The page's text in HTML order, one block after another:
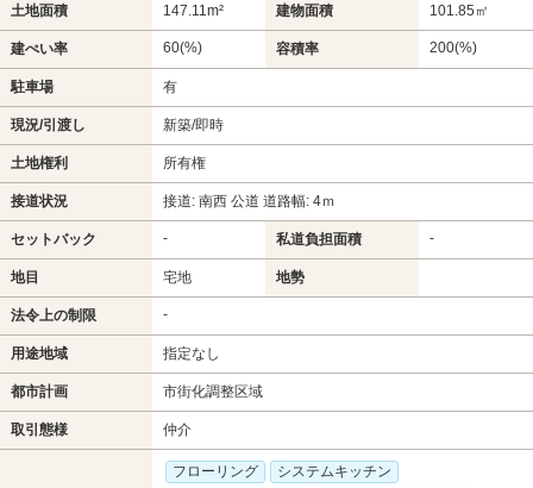
土地面積 147.11m² 建物面積 101.85㎡
建ぺい率 60(%) 容積率 200(%)
駐車場 有
現況/引渡し 新築/即時
土地権利 所有権
接道状況 接道: 南西 公道 道路幅: 4ｍ
セットバック - 私道負担面積 -
地目 宅地 地勢
法令上の制限 -
用途地域 指定なし
都市計画 市街化調整区域
取引態様 仲介
フローリング
システムキッチン